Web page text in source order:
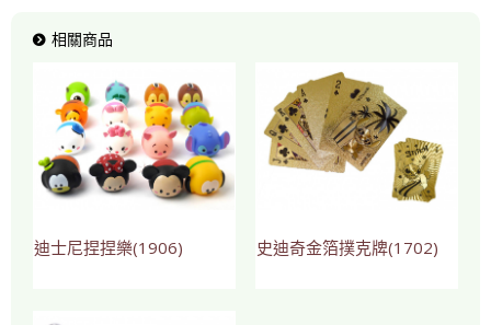
相關商品
迪士尼捏捏樂(1906) 史迪奇金箔撲克牌(1702)